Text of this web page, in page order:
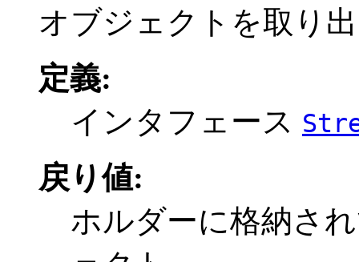
オブジェクトを取り
定義:
インタフェース
戻り値:
ホルダーに格納さ